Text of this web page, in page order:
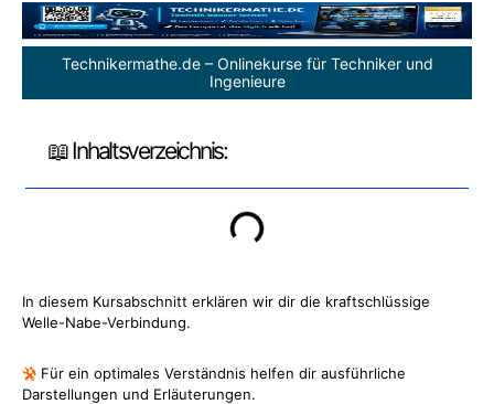
Technikermathe.de – Onlinekurse für Techniker und
Ingenieure
📖 Inhaltsverzeichnis:
In diesem Kursabschnitt erklären wir dir die kraftschlüssige
Welle-Nabe-Verbindung.
Für ein optimales Verständnis helfen dir ausführliche
Darstellungen und Erläuterungen.